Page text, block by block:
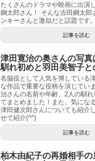
たくさんのドラマや映画に出演
鋼太郎さん！ そんな吉田鋼太郎
ンキーさんと激似だと話題です。
記事を読む
津田寛治の奥さんの写
馴れ初めと羽田美智子と
名脇役として人気を博している
な作品で重要な役柄を演じてい
治さんの名前や年齢、2人の馴
てまとめました！また、気にな
津田健次郎さんについても紹介
せて紹介(^^)
記事を読む
柏木由紀子の再婚相手